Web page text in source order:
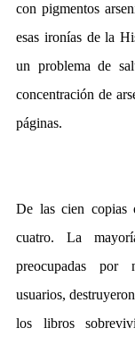
con pigmentos
esas ironías de la
un problema de
concentración de
páginas.
De las cien copias
cuatro. La
preocupadas
usuarios,
los libros